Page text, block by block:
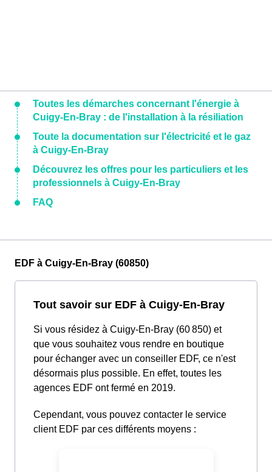
Toutes les démarches concernant l'énergie à
Cuigy-En-Bray : de l'installation à la résiliation
Toute la documentation sur l'électricité et le gaz
à Cuigy-En-Bray
Découvrez les offres pour les particuliers et les
professionnels à Cuigy-En-Bray
FAQ
EDF à Cuigy-En-Bray (60850)
Tout savoir sur EDF à Cuigy-En-Bray
Si vous résidez à Cuigy-En-Bray (60 850) et
que vous souhaitez vous rendre en boutique
pour échanger avec un conseiller EDF, ce n'est
désormais plus possible. En effet, toutes les
agences EDF ont fermé en 2019.
Cependant, vous pouvez contacter le service
client EDF par ces différents moyens :